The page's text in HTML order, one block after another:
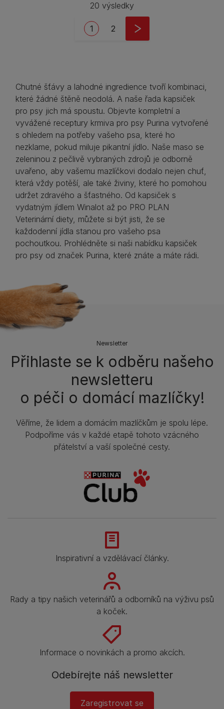
20 výsledky
Current page
1 Page
2
Chutné šťávy a lahodné ingredience tvoří kombinaci,
které žádné štěně neodolá. A naše řada kapsiček
pro psy jich má spoustu. Objevte kompletní a
vyvážené receptury krmiva pro psy Purina vytvořené
s ohledem na potřeby vašeho psa, které ho
nezklame, pokud miluje pikantní jídlo. Naše maso se
zeleninou z pečlivě vybraných zdrojů je odborně
uvařeno, aby vašemu mazlíčkovi dodalo nejen chuť,
která vždy potěší, ale také živiny, které ho pomohou
udržet zdravého a šťastného. Od kapsiček s
vydatným jídlem Winalot až po PRO PLAN
Veterinární diety, můžete si být jisti, že se
každodenní jídla stanou pro vašeho psa
pochoutkou. Prohlédněte si naši nabídku kapsiček
pro psy od značek Purina, které znáte a máte rádi.
Newsletter
Přihlaste se k odběru našeho
newsletteru
o péči o domácí mazlíčky!
Věříme, že lidem a domácím mazlíčkům je spolu lépe.
Podpoříme vás v každé etapě tohoto vzácného
přátelství a vaší společné cesty.
Inspirativní a vzdělávací články.
Rady a tipy našich veterinářů a odborníků na výživu psů
a koček.
Informace o novinkách a promo akcích.
Odebírejte náš newsletter
Zaregistrovat se